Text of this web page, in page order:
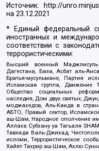
Источник: http://
на23.12.2021
* Единый федеральный
иностранных и
соответствии с
террористическими:
Высший военный
Дагестана, База, Асбат аль-
Братья-мусульмане, Партия
Исламская группа, Движение
Общество социальных
наследия, Дом двух святых,
моджахедов, Аль-Каида в
АБТО, Правый сектор,
аш-Шам, Народное ополчение
Аллаха Субхану уа Тагьаля
Тавхида Валь-Джихад,
исломи, Террористическое
Хайят Тахрир аш-Шам, Ахлю